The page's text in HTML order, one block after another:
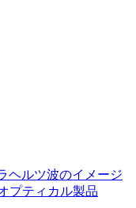
ヘルツ波のイメージ
プティカル製品